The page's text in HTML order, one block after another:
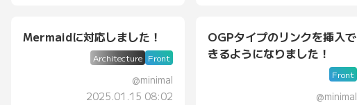
Mermaidに対応しました！
Architecture Front
@minimal
2025.01.15 08:02
OGPタイプのリンクを挿入で
きるようになりました！
Front
@minimal